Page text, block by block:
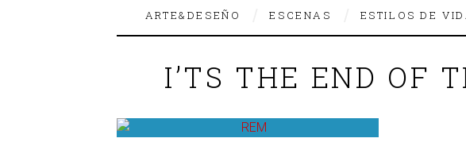
ARTE&DESEÑO ESCENAS ESTILOS DE
I’TS THE END OF